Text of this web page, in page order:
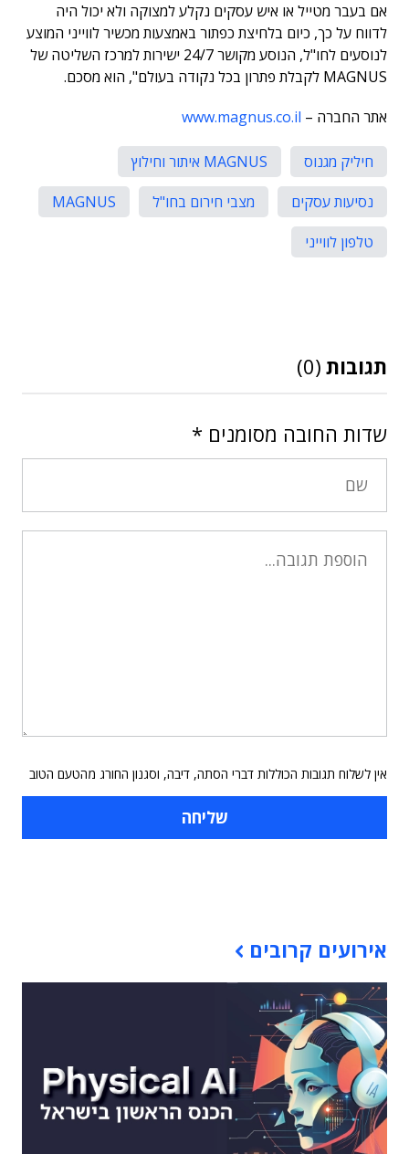
אם בעבר מטייל או איש עסקים נקלע למצוקה ולא יכול היה
לדווח על כך, כיום בלחיצת כפתור באמצעות מכשיר לווייני המוצע
לנוסעים לחו"ל, הנוסע מקושר 24/7 ישירות למרכז השליטה של
MAGNUS לקבלת פתרון בכל נקודה בעולם", הוא מסכם.
אתר החברה –
חיליק מגנוס
MAGNUS איתור וחילוץ
נסיעות עסקים
מצבי חירום בחו"ל
MAGNUS
טלפון לווייני
תגובות (0)
שדות החובה מסומנים *
אין לשלוח תגובות הכוללות דברי הסתה, דיבה, וסגנון החורג מהטעם הטוב
אירועים קרובים